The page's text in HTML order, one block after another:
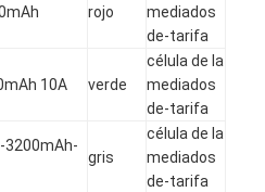
rojo
mediados
de-tarifa
10A verde
célula de la
mediados
de-tarifa
3200mAh-
gris
célula de la
mediados
de-tarifa